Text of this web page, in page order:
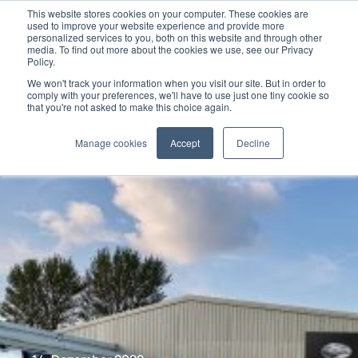
This website stores cookies on your computer. These cookies are
used to improve your website experience and provide more
personalized services to you, both on this website and through other
media. To find out more about the cookies we use, see our Privacy
Policy.
We won't track your information when you visit our site. But in order to
comply with your preferences, we'll have to use just one tiny cookie so
that you're not asked to make this choice again.
Manage cookies Accept Decline